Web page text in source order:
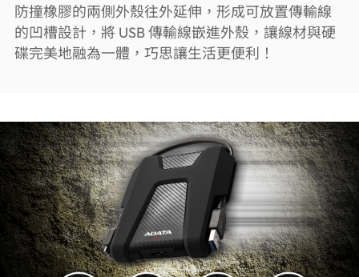
防撞橡膠的兩側外殼往外延伸，形成可放置傳輸線
的凹槽設計，將 USB 傳輸線嵌進外殼，讓線材與硬
碟完美地融為一體，巧思讓生活更便利！